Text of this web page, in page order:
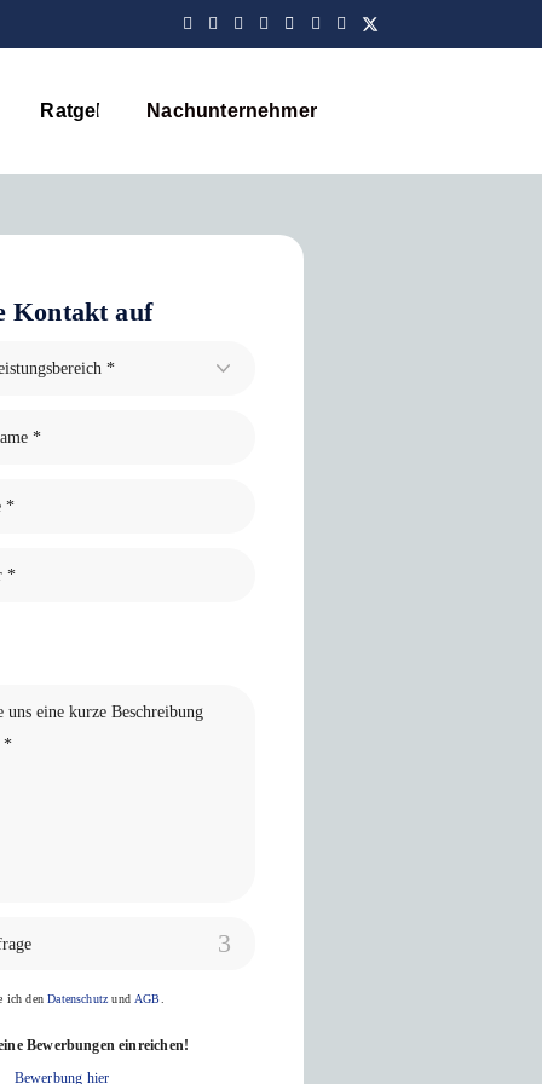
Ratgeber Blog
Nachunternehmer
Kontakt auf
ich denDatenschutz und AGB
Bewerbungen einreichen!
Bewerbung hier